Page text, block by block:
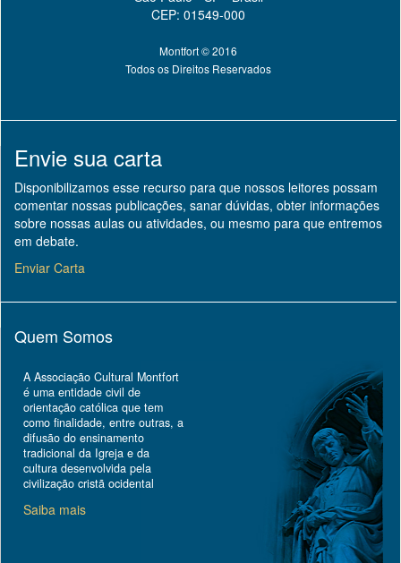
CEP: 01549-000
Montfort © 2016
Todos os Direitos Reservados
Envie sua carta
Disponibilizamos esse recurso para que nossos leitores possam
comentar nossas publicações, sanar dúvidas, obter informações
sobre nossas aulas ou atividades, ou mesmo para que entremos
em debate.
Enviar Carta
Quem Somos
A Associação Cultural Montfort
é uma entidade civil de
orientação católica que tem
como finalidade, entre outras, a
difusão do ensinamento
tradicional da Igreja e da
cultura desenvolvida pela
civilização cristã ocidental
Saiba mais